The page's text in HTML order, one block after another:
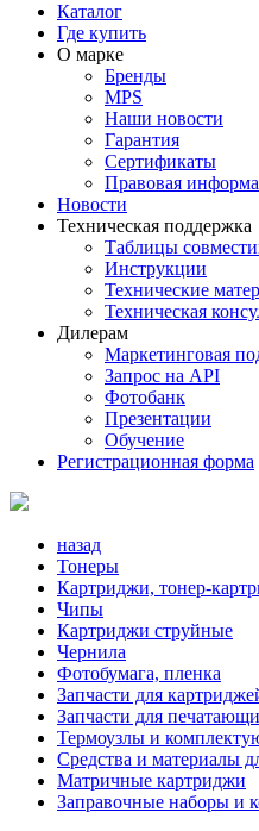
Каталог
Где купить
О марке
Бренды
MPS
Наши новости
Гарантия
Сертификаты
Правовая
Новости
Техническая поддержка
Таблицы
Инструкции
Технические
Техническая
Дилерам
Маркетинговая
Запрос на API
Фотобанк
Презентации
Обучение
Регистрационная форма
назад
Тонеры
Картриджи, тонер-
Чипы
Картриджи струйные
Чернила
Фотобумага, пленка
Запчасти для
Запчасти для
Термоузлы и
Средства и материалы
Матричные картриджи
Заправочные наборы и